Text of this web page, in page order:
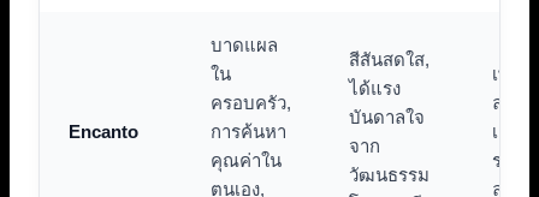
Encanto
บาดแผล
ใน
ครอบครัว,
การค้นหา
คุณค่าใน
ตนเอง,
สีสันสดใส,
ได้แรง
บันดาลใจ
จาก
วัฒนธรรม
เพลง
ละติ
เคลื่อ
ราวแ
ละคร